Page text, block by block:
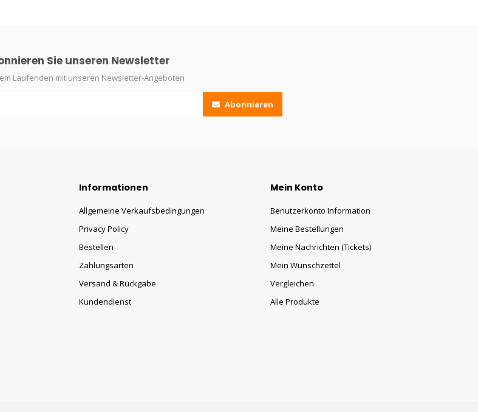
Sie unseren Newsletter
Laufenden mit unseren Newsletter-Angeboten
Abonnieren
Informationen
Allgemeine Verkaufsbedingungen
Privacy Policy
Bestellen
Zahlungsarten
Versand & Rückgabe
Kundendienst
Mein Konto
Benutzerkonto Information
Meine Bestellungen
Meine Nachrichten (Tickets)
Mein Wunschzettel
Vergleichen
Alle Produkte